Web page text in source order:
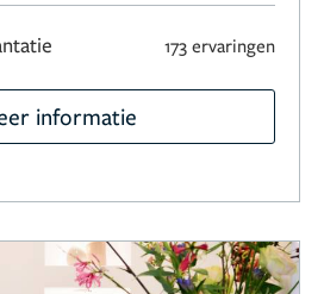
173 ervaringen
informatie